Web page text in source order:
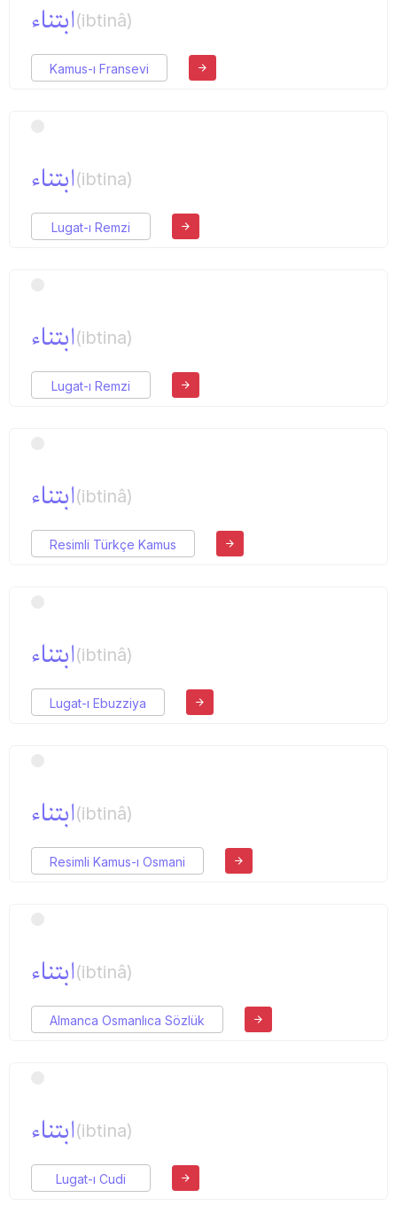
ابتناء(ibtinâ)
Kamus-ı Fransevi
ابتناء(ibtina)
Lugat-ı Remzi
ابتناء(ibtina)
Lugat-ı Remzi
ابتناء(ibtinâ)
Resimli Türkçe Kamus
ابتناء(ibtinâ)
Lugat-ı Ebuzziya
ابتناء(ibtinâ)
Resimli Kamus-ı Osmani
ابتناء(ibtinâ)
Almanca Osmanlıca Sözlük
ابتناء(ibtina)
Lugat-ı Cudi